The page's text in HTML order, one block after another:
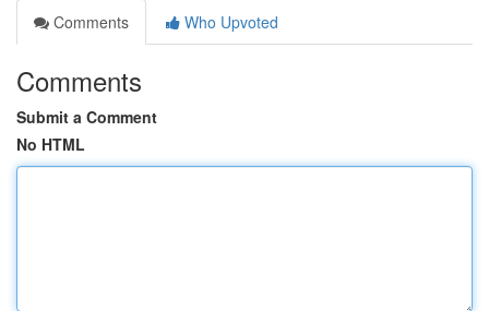
Comments
Who Upvoted
Comments
Submit a Comment
No HTML